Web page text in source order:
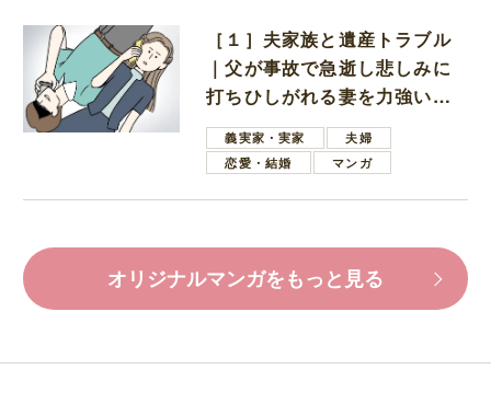
［１］夫家族と遺産トラブル
｜父が事故で急逝し悲しみに
打ちひしがれる妻を力強い言
葉で励ます夫
義実家・実家
夫婦
恋愛・結婚
マンガ
オリジナルマンガをもっと見る